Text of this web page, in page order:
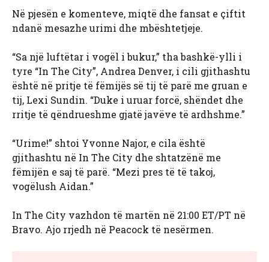
Në pjesën e komenteve, miqtë dhe fansat e çiftit
ndanë mesazhe urimi dhe mbështetjeje.
“Sa një luftëtar i vogël i bukur,” tha bashkë-ylli i
tyre “In The City”, Andrea Denver, i cili gjithashtu
është në pritje të fëmijës së tij të parë me gruan e
tij, Lexi Sundin. “Duke i uruar forcë, shëndet dhe
rritje të qëndrueshme gjatë javëve të ardhshme.”
“Urime!” shtoi Yvonne Najor, e cila është
gjithashtu në In The City dhe shtatzënë me
fëmijën e saj të parë. “Mezi pres të të takoj,
vogëlush Aidan.”
In The City vazhdon të martën në 21:00 ET/PT në
Bravo. Ajo rrjedh në Peacock të nesërmen.